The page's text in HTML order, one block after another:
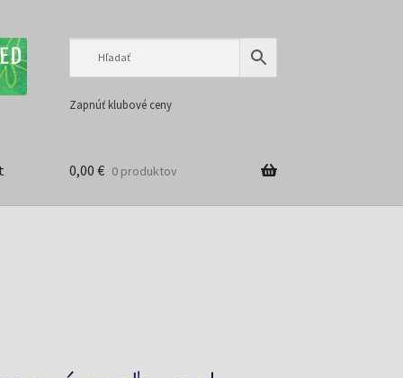
Zapnúť klubové ceny
0,00 € 0 produktov